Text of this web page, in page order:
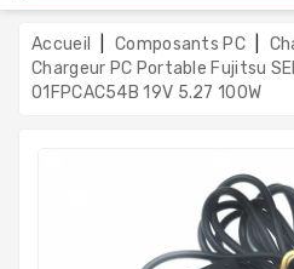
Unités
Centrales
Reconditionnées
Accueil Composants PC
Chargeur PC Portable Fujitsu
01FPCAC54B 19V 5.27 100W